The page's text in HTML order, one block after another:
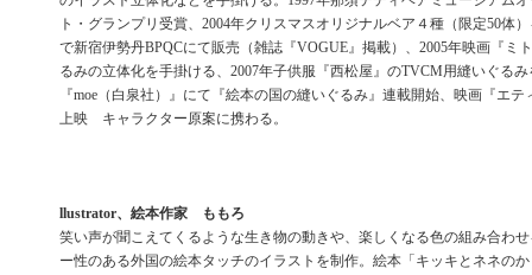
ト・グランプリ受賞、2004年クリスマスオリジナルベア４種（限定50体
で新宿伊勢丹BPQCにて販売（雑誌『VOGUE』掲載）、2005年映画『ミ
るみの立体化を手掛ける、2007年子供服『西松屋』のTVCM用縫いぐる
『moe（白泉社）』にて『絵本の国の縫いぐるみ』連載開始、映画『エ
上映 キャラクター原案に携わる。
llustrator、絵本作家 ももろ
笑い声が聞こえてくるような生き物の動きや、楽しくなる色の組み合わ
ー性のある外国の絵本タッチのイラストを制作。絵本「キッキとネネの